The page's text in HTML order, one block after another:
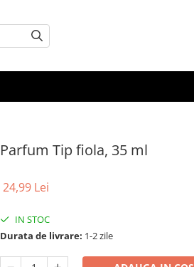
Parfum Tip fiola, 35 ml
24,99 Lei
IN STOC
Durata de livrare: 1-2 zile